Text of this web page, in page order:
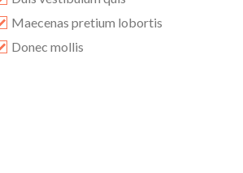
Maecenas pretium lobortis
Donec mollis